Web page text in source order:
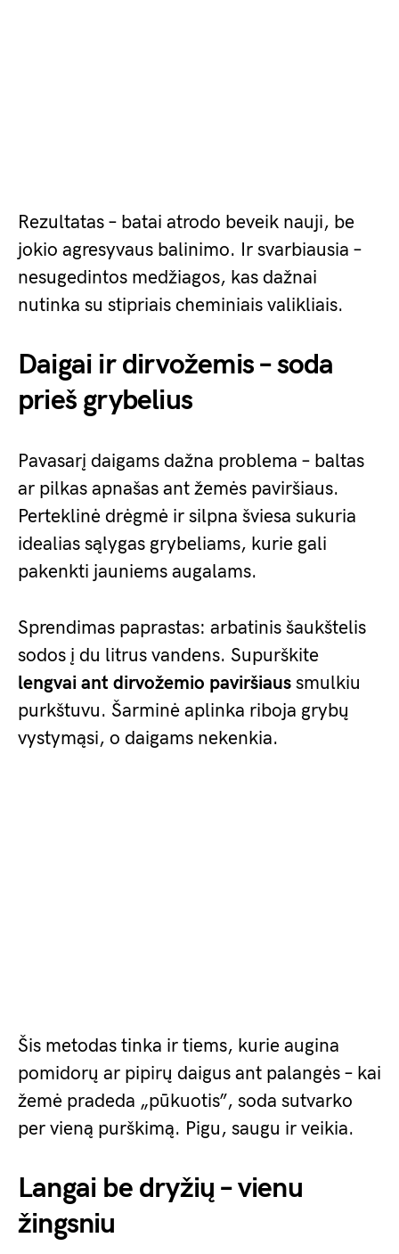
Rezultatas – batai atrodo beveik nauji, be
jokio agresyvaus balinimo. Ir svarbiausia –
nesugedintos medžiagos, kas dažnai
nutinka su stipriais cheminiais valikliais.
Daigai ir dirvožemis – soda
prieš grybelius
Pavasarį daigams dažna problema – baltas
ar pilkas apnašas ant žemės paviršiaus.
Perteklinė drėgmė ir silpna šviesa sukuria
idealias sąlygas grybeliams, kurie gali
pakenkti jauniems augalams.
Sprendimas paprastas: arbatinis šaukštelis
sodos į du litrus vandens. Supurškite
lengvai ant dirvožemio paviršiaus smulkiu
purkštuvu. Šarminė aplinka riboja grybų
vystymąsi, o daigams nekenkia.
Šis metodas tinka ir tiems, kurie augina
pomidorų ar pipirų daigus ant palangės – kai
žemė pradeda „pūkuotis”, soda sutvarko
per vieną purškimą. Pigu, saugu ir veikia.
Langai be dryžių – vienu
žingsniu